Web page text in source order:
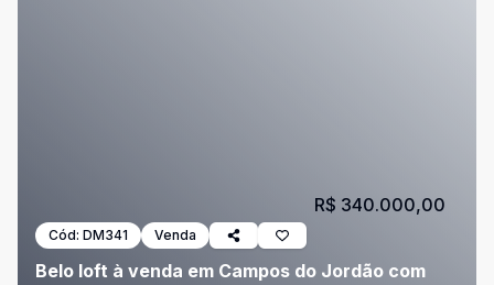
Cód: DM341 Venda
Belo loft à venda em Campos do Jordão com
R$ 340.000,00